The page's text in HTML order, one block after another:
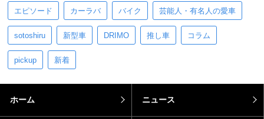
エピソード カーラバ バイク 芸能人・有名人の愛車
sotoshiru 新型車 DRIMO 推し車 コラム
pickup 新着
ホーム ニュース